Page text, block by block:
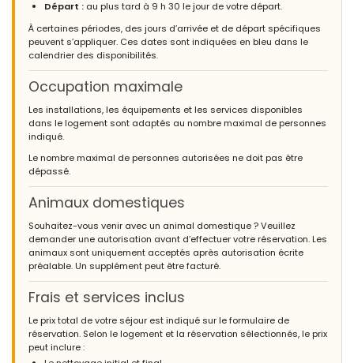
- 8,4
Familles avec jeunes enfants - Août 2015 - Espagne :
Casa muy cómoda y muy bien equipada, sobre todo en
utensilios de cocina. A mejorar: la puerta de entrada a la
cochera tardaba en responder, y quizás el diseño del mobiliario
está algo anticuado. Aunque en muy buen estado.Gracias
(Traduit par Google)
Maison très confortable et bien équipée, dans un quartier
calme.
Maison très confortable et très bien équipée, notamment en
ustensiles de cuisine. A améliorer : la porte d'entrée du garage a
été lente à réagir, et peut-être que le design du mobilier est un
peu dépassé. Bien qu'en très bon état. Merci
- 8,0
Maison très agréable à vivre pour les vacances avec sa cuisine
extérieure et sa belle piscine.
Départ : au plus tard à 9 h 30 le jour de votre départ.
À certaines périodes, des jours d’arrivée et de départ spécifiques
peuvent s’appliquer. Ces dates sont indiquées en bleu dans le
calendrier des disponibilités.
Occupation maximale
Les installations, les équipements et les services disponibles
dans le logement sont adaptés au nombre maximal de personnes
indiqué.
Le nombre maximal de personnes autorisées ne doit pas être
dépassé.
Animaux domestiques
Souhaitez-vous venir avec un animal domestique ? Veuillez
demander une autorisation avant d’effectuer votre réservation. Les
animaux sont uniquement acceptés après autorisation écrite
préalable. Un supplément peut être facturé.
Frais et services inclus
Le prix total de votre séjour est indiqué sur le formulaire de
réservation. Selon le logement et la réservation sélectionnés, le prix
peut inclure :